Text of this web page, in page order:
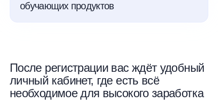
обучающих продуктов
После регистрации вас ждёт удобный
личный кабинет, где есть всё
необходимое для высокого заработка